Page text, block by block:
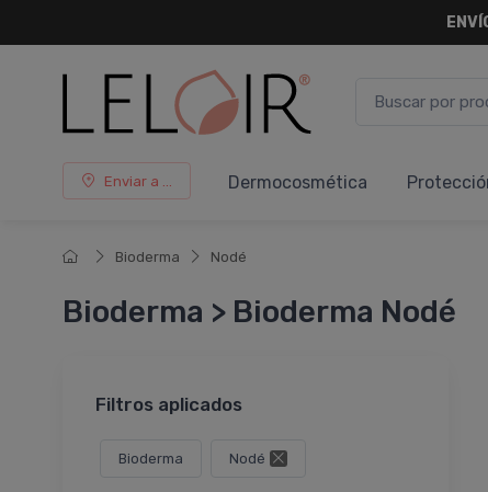
Enviar a ... Dermocosmética
Bioderma Nodé
Bioderma > Bioderma Nodé
Filtros aplicados
Bioderma Nodé